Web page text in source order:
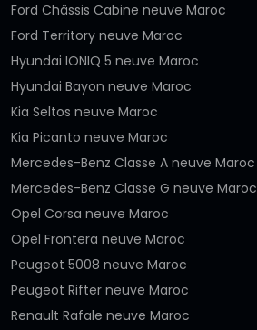
Ford Châssis Cabine neuve Maroc
Ford Territory neuve Maroc
Hyundai IONIQ 5 neuve Maroc
Hyundai Bayon neuve Maroc
Kia Seltos neuve Maroc
Kia Picanto neuve Maroc
Mercedes-Benz Classe A neuve Maroc
Mercedes-Benz Classe G neuve Maroc
Opel Corsa neuve Maroc
Opel Frontera neuve Maroc
Peugeot 5008 neuve Maroc
Peugeot Rifter neuve Maroc
Renault Rafale neuve Maroc